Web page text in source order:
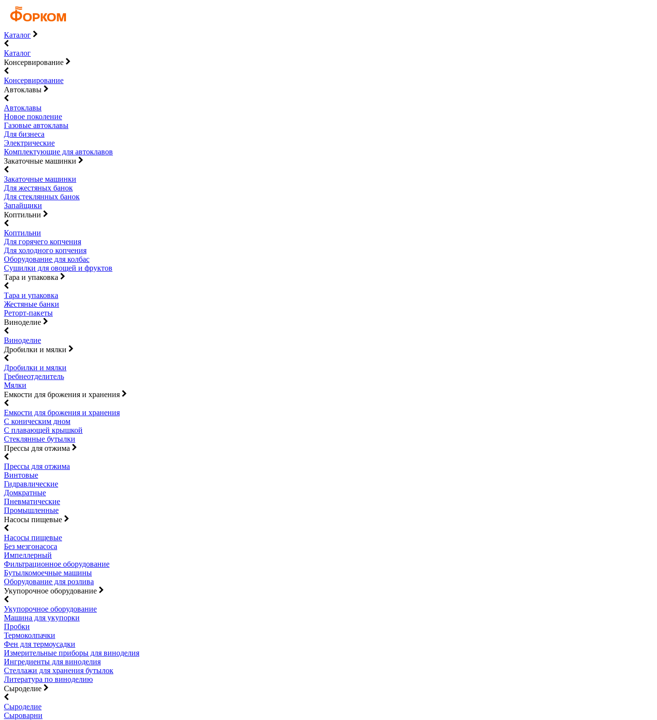
Каталог
Каталог
Консервирование
Консервирование
Автоклавы
Автоклавы
Новое поколение
Газовые автоклавы
Для бизнеса
Электрические
Комплектующие для автоклавов
Закаточные машинки
Закаточные машинки
Для жестяных банок
Для стеклянных банок
Запайщики
Коптильни
Коптильни
Для горячего копчения
Для холодного копчения
Оборудование для колбас
Сушилки для овощей и фруктов
Тара и упаковка
Тара и упаковка
Жестяные банки
Реторт-пакеты
Виноделие
Виноделие
Дробилки и мялки
Дробилки и мялки
Гребнеотделитель
Мялки
Емкости для брожения и хранения
Емкости для брожения и хранения
С коническим дном
С плавающей крышкой
Стеклянные бутылки
Прессы для отжима
Прессы для отжима
Винтовые
Гидравлические
Домкратные
Пневматические
Промышленные
Насосы пищевые
Насосы пищевые
Без мезгонасоса
Импеллерный
Фильтрационное оборудование
Бутылкомоечные машины
Оборудование для розлива
Укупорочное оборудование
Укупорочное оборудование
Машина для укупорки
Пробки
Термоколпачки
Фен для термоусадки
Измерительные приборы для виноделия
Ингредиенты для виноделия
Стеллажи для хранения бутылок
Литература по виноделию
Сыроделие
Сыроделие
Сыроварни